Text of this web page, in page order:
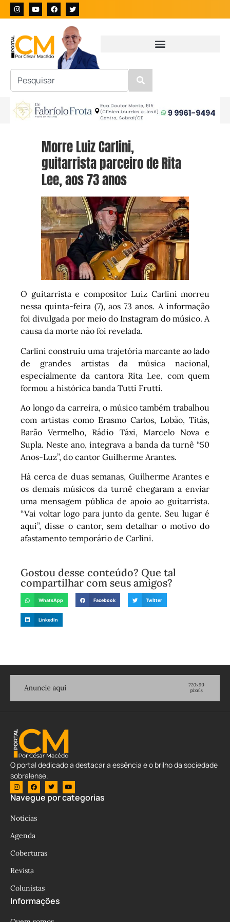
Morre Luiz Carlini,
guitarrista parceiro de Rita
Lee, aos 73 anos
O guitarrista e compositor Luiz Carlini morreu
nessa quinta-feira (7), aos 73 anos. A informação
foi divulgada por meio do Instagram do músico. A
causa da morte não foi revelada.
Carlini construiu uma trajetória marcante ao lado
de grandes artistas da música nacional,
especialmente da cantora Rita Lee, com quem
formou a histórica banda Tutti Frutti.
Ao longo da carreira, o músico também trabalhou
com artistas como Erasmo Carlos, Lobão, Titãs,
Barão Vermelho, Rádio Táxi, Marcelo Nova e
Supla. Neste ano, integrava a banda da turnê “50
Anos-Luz”, do cantor Guilherme Arantes.
Há cerca de duas semanas, Guilherme Arantes e
os demais músicos da turnê chegaram a enviar
uma mensagem pública de apoio ao guitarrista.
“Vai voltar logo para junto da gente. Seu lugar é
aqui”, disse o cantor, sem detalhar o motivo do
afastamento temporário de Carlini.
Gostou desse conteúdo? Que tal
compartilhar com seus amigos?
WhatsApp Facebook Twitter
LinkedIn
O portal dedicado a destacar a essência e o brilho da sociedade
sobralense.
Navegue por categorias
Notícias
Agenda
Coberturas
Revista
Colunistas
Informações